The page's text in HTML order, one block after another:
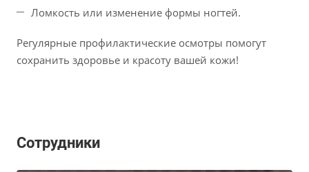
Ломкость или изменение формы ногтей.
Регулярные профилактические осмотры помогут
сохранить здоровье и красоту вашей кожи!
Сотрудники